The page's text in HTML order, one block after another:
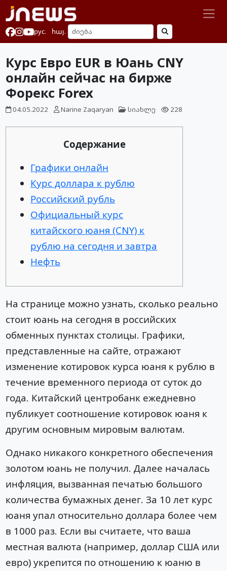
рус. հայ.
Курс Евро EUR в Юань CNY
онлайн сейчас на бирже
Форекс Forex
04.05.2022 Narine Zaqaryan სიახლე 228
Содержание
Графики онлайн
Курс доллара к рублю
Российский рубль
Официальный курс
китайского юаня (CNY) к
рублю на сегодня и завтра
Нефть
На странице можно узнать, сколько реально
стоит юань на сегодня в российских
обменных пунктах столицы. Графики,
представленные на сайте, отражают
изменение котировок курса юаня к рублю в
течение временного периода от суток до
года. Китайский центробанк ежедневно
публикует соотношение котировок юаня к
другим основным мировым валютам.
Однако никакого конкретного обеспечения
золотом юань не получил. Далее началась
инфляция, вызванная печатью большого
количества бумажных денег. За 10 лет курс
юаня упал относительно доллара более чем
в 1000 раз. Если вы считаете, что ваша
местная валюта (например, доллар США или
евро) укрепится по отношению к юаню в